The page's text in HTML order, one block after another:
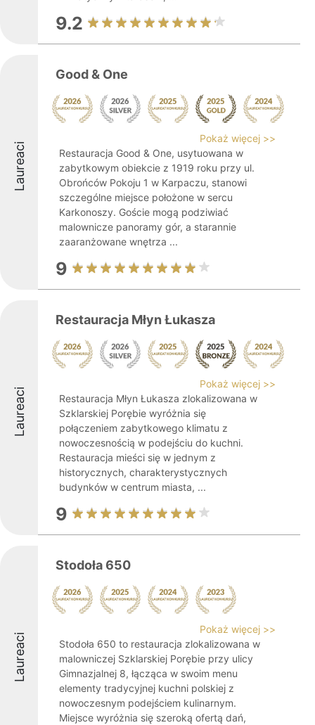
9.2
Laureaci
Good & One
Pokaż więcej >>
Restauracja Good & One, usytuowana w
zabytkowym obiekcie z 1919 roku przy ul.
Obrońców Pokoju 1 w Karpaczu, stanowi
szczególne miejsce położone w sercu
Karkonoszy. Goście mogą podziwiać
malownicze panoramy gór, a starannie
zaaranżowane wnętrza ...
9
Laureaci
Restauracja Młyn Łukasza
Pokaż więcej >>
Restauracja Młyn Łukasza zlokalizowana w
Szklarskiej Porębie wyróżnia się
połączeniem zabytkowego klimatu z
nowoczesnością w podejściu do kuchni.
Restauracja mieści się w jednym z
historycznych, charakterystycznych
budynków w centrum miasta, ...
9
Laureaci
Stodoła 650
Pokaż więcej >>
Stodoła 650 to restauracja zlokalizowana w
malowniczej Szklarskiej Porębie przy ulicy
Gimnazjalnej 8, łącząca w swoim menu
elementy tradycyjnej kuchni polskiej z
nowoczesnym podejściem kulinarnym.
Miejsce wyróżnia się szeroką ofertą dań,